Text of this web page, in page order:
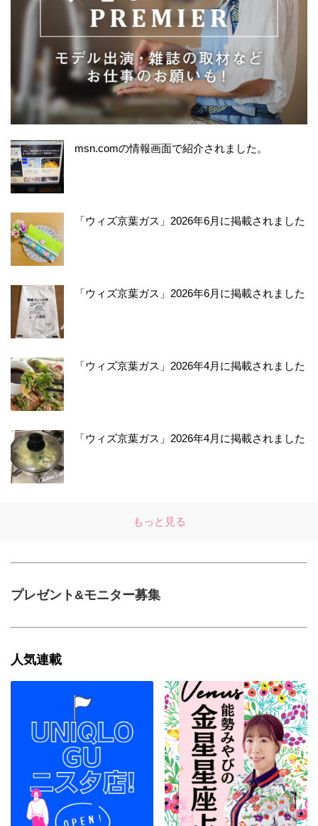
msn.comの情報画面で紹介されました。
「ウィズ京葉ガス」2026年6月に掲載されました
「ウィズ京葉ガス」2026年6月に掲載されました
「ウィズ京葉ガス」2026年4月に掲載されました
「ウィズ京葉ガス」2026年4月に掲載されました
もっと見る
プレゼント&モニター募集
人気連載